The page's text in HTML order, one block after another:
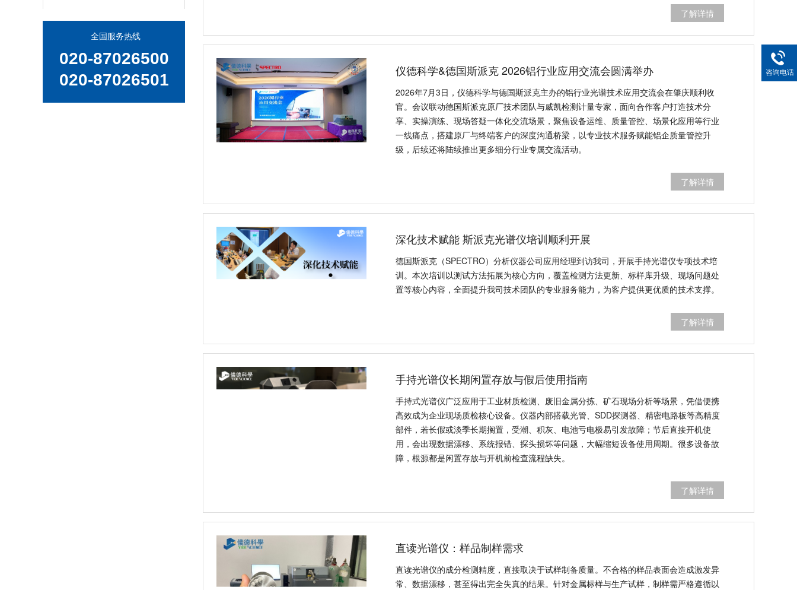
了解详情
仪德科学&德国斯派克 2026铝行业应用交流会圆满举办
2026年7月3日，仪德科学与德国斯派克主办的铝行业光谱技术应用交流会在肇庆顺利收
官。会议联动德国斯派克原厂技术团队与威凯检测计量专家，面向合作客户打造技术分
享、实操演练、现场答疑一体化交流场景，聚焦设备运维、质量管控、场景化应用等行业
一线痛点，搭建原厂与终端客户的深度沟通桥梁，以专业技术服务赋能铝企质量管控升
级，后续还将陆续推出更多细分行业专属交流活动。
了解详情
深化技术赋能 斯派克光谱仪培训顺利开展
德国斯派克（SPECTRO）分析仪器公司应用经理到访我司，开展手持光谱仪专项技术培
训。本次培训以测试方法拓展为核心方向，覆盖检测方法更新、标样库升级、现场问题处
置等核心内容，全面提升我司技术团队的专业服务能力，为客户提供更优质的技术支撑。
了解详情
手持光谱仪长期闲置存放与假后使用指南
手持式光谱仪广泛应用于工业材质检测、废旧金属分拣、矿石现场分析等场景，凭借便携
高效成为企业现场质检核心设备。仪器内部搭载光管、SDD探测器、精密电路板等高精度
部件，若长假或淡季长期搁置，受潮、积灰、电池亏电极易引发故障；节后直接开机使
用，会出现数据漂移、系统报错、探头损坏等问题，大幅缩短设备使用周期。很多设备故
障，根源都是闲置存放与开机前检查流程缺失。
了解详情
直读光谱仪：样品制样需求
直读光谱仪的成分检测精度，直接取决于试样制备质量。不合格的样品表面会造成激发异
常、数据漂移，甚至得出完全失真的结果。针对金属标样与生产试样，制样需严格遵循以
日立EA1280 台式荧光光谱仪，XRF分析仪
全国服务热线
020-87026500
020-87026501
咨询电话